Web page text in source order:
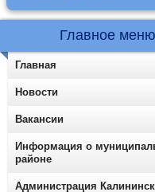
Главное меню
Главная
Новости
Вакансии
Информация о
районе
Администрация